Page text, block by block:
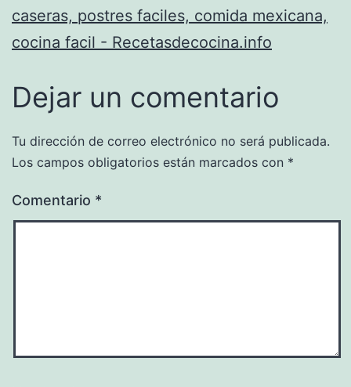
caseras, postres faciles, comida mexicana,
cocina facil - Recetasdecocina.info
Dejar un comentario
Tu dirección de correo electrónico no será publicada.
Los campos obligatorios están marcados con *
Comentario *